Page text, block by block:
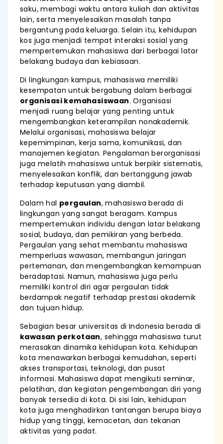
saku, membagi waktu antara kuliah dan aktivitas
lain, serta menyelesaikan masalah tanpa
bergantung pada keluarga. Selain itu, kehidupan
kos juga menjadi tempat interaksi sosial yang
mempertemukan mahasiswa dari berbagai latar
belakang budaya dan kebiasaan.
Di lingkungan kampus, mahasiswa memiliki
kesempatan untuk bergabung dalam berbagai
organisasi kemahasiswaan. Organisasi
menjadi ruang belajar yang penting untuk
mengembangkan keterampilan nonakademik.
Melalui organisasi, mahasiswa belajar
kepemimpinan, kerja sama, komunikasi, dan
manajemen kegiatan. Pengalaman berorganisasi
juga melatih mahasiswa untuk berpikir sistematis,
menyelesaikan konflik, dan bertanggung jawab
terhadap keputusan yang diambil.
Dalam hal pergaulan, mahasiswa berada di
lingkungan yang sangat beragam. Kampus
mempertemukan individu dengan latar belakang
sosial, budaya, dan pemikiran yang berbeda.
Pergaulan yang sehat membantu mahasiswa
memperluas wawasan, membangun jaringan
pertemanan, dan mengembangkan kemampuan
beradaptasi. Namun, mahasiswa juga perlu
memiliki kontrol diri agar pergaulan tidak
berdampak negatif terhadap prestasi akademik
dan tujuan hidup.
Sebagian besar universitas di Indonesia berada di
kawasan perkotaan, sehingga mahasiswa turut
merasakan dinamika kehidupan kota. Kehidupan
kota menawarkan berbagai kemudahan, seperti
akses transportasi, teknologi, dan pusat
informasi. Mahasiswa dapat mengikuti seminar,
pelatihan, dan kegiatan pengembangan diri yang
banyak tersedia di kota. Di sisi lain, kehidupan
kota juga menghadirkan tantangan berupa biaya
hidup yang tinggi, kemacetan, dan tekanan
aktivitas yang padat.